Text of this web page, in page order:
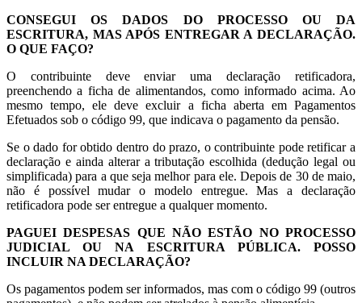
CONSEGUI OS DADOS DO PROCESSO OU DA
ESCRITURA, MAS APÓS ENTREGAR A DECLARAÇÃO.
O QUE FAÇO?
O contribuinte deve enviar uma declaração retificadora,
preenchendo a ficha de alimentandos, como informado acima. Ao
mesmo tempo, ele deve excluir a ficha aberta em Pagamentos
Efetuados sob o código 99, que indicava o pagamento da pensão.
Se o dado for obtido dentro do prazo, o contribuinte pode retificar a
declaração e ainda alterar a tributação escolhida (dedução legal ou
simplificada) para a que seja melhor para ele. Depois de 30 de maio,
não é possível mudar o modelo entregue. Mas a declaração
retificadora pode ser entregue a qualquer momento.
PAGUEI DESPESAS QUE NÃO ESTÃO NO PROCESSO
JUDICIAL OU NA ESCRITURA PÚBLICA. POSSO
INCLUIR NA DECLARAÇÃO?
Os pagamentos podem ser informados, mas com o código 99 (outros